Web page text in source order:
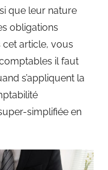
que leur nature
obligations
article, vous
il faut
s’appliquent la
simplifiée en